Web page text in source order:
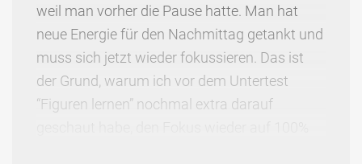
weil man vorher die Pause hatte. Man hat
neue Energie für den Nachmittag getankt und
muss sich jetzt wieder fokussieren. Das ist
der Grund, warum ich vor dem Untertest
“Figuren lernen” nochmal extra darauf